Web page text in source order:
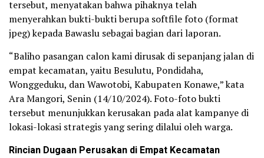
tersebut, menyatakan bahwa pihaknya telah
menyerahkan bukti-bukti berupa softfile foto (format
jpeg) kepada Bawaslu sebagai bagian dari laporan.
“Baliho pasangan calon kami dirusak di sepanjang jalan di
empat kecamatan, yaitu Besulutu, Pondidaha,
Wonggeduku, dan Wawotobi, Kabupaten Konawe,” kata
Ara Mangori, Senin (14/10/2024). Foto-foto bukti
tersebut menunjukkan kerusakan pada alat kampanye di
lokasi-lokasi strategis yang sering dilalui oleh warga.
Rincian Dugaan Perusakan di Empat Kecamatan